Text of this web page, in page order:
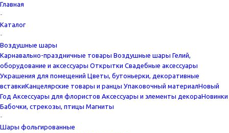
Главная
-
Каталог
-
Воздушные шары
Карнавально-праздничные товары Воздушные шары Гелий,
оборудование и аксессуары Открытки Свадебные аксессуары
Украшения для помещений Цветы, бутоньерки, декоративные
вставкиКанцелярские товары и ранцы Упаковочный материалНовый
Год Аксессуары для флористов Аксессуары и элементы декораНовинки
Бабочки, стрекозы, птицы Магниты
-
Шары фольгированные